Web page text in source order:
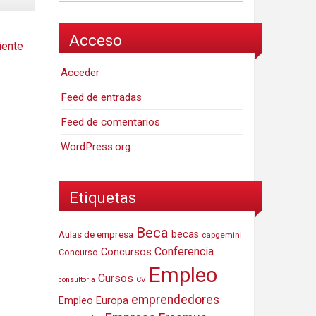
Acceso
Acceder
Feed de entradas
Feed de comentarios
WordPress.org
Etiquetas
Aulas de empresa Beca becas capgemini
Concurso Concursos Conferencia
consultoria Cursos CV Empleo
Empleo Europa emprendedores